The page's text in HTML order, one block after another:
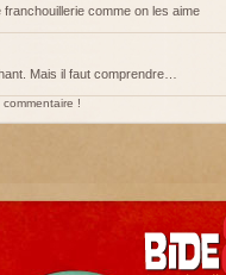
comme on les aime
Mais il faut comprendre…
!